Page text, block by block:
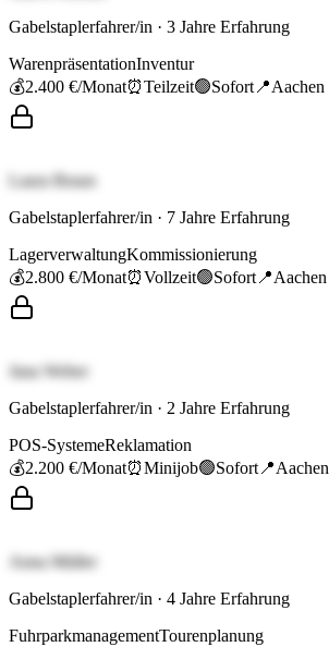
Gabelstaplerfahrer/in · 3 Jahre Erfahrung
WarenpräsentationInventur
💰2.400 €/Monat⏰Teilzeit🟢Sofort 📍Aachen
Laura Braun
Gabelstaplerfahrer/in · 7 Jahre Erfahrung
LagerverwaltungKommissionierung
💰2.800 €/Monat⏰Vollzeit🟢Sofort 📍Aachen
Jana Weber
Gabelstaplerfahrer/in · 2 Jahre Erfahrung
POS-SystemeReklamation
💰2.200 €/Monat⏰Minijob🟢Sofort 📍Aachen
Anna Müller
Gabelstaplerfahrer/in · 4 Jahre Erfahrung
FuhrparkmanagementTourenplanung